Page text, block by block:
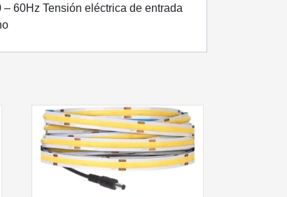
60Hz Tensión eléctrica de entrada